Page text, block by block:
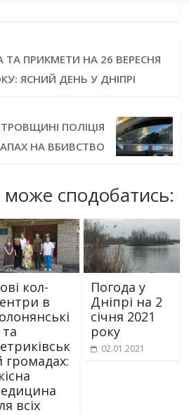
ТА ПРИКМЕТИ НА 26 ВЕРЕСНЯ
ЯСНИЙ ДЕНЬ У ДНІПРІ
ПОЛІЦІЯ
НА ВБИВСТВО
сподобатись:
кол-
в
громадах:
всіх
Погода у
Дніпрі на 2
січня 2021
року
02.01.2021